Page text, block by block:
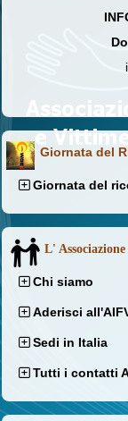
Giornata del
Giornata del
L'
Chi siamo
Aderisci
Sedi in Italia
Tutti i contatti